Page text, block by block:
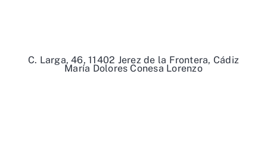
María Dolores Conesa Lorenzo
C. Larga, 46, 11402 Jerez de la Frontera, Cádiz